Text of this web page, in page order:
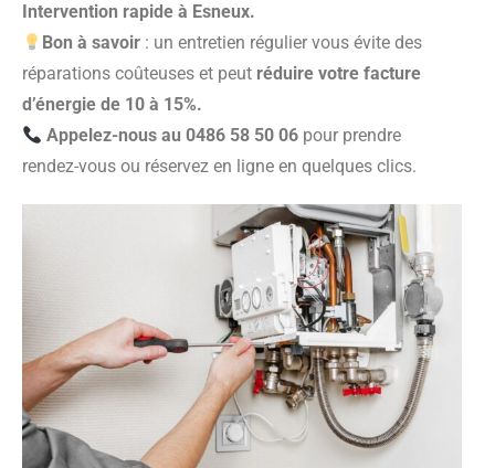
Intervention rapide à Esneux.
Bon à savoir : un entretien régulier vous évite des
réparations coûteuses et peut réduire votre facture
d’énergie de 10 à 15%.
Appelez-nous au 0486 58 50 06 pour prendre
rendez-vous ou réservez en ligne en quelques clics.